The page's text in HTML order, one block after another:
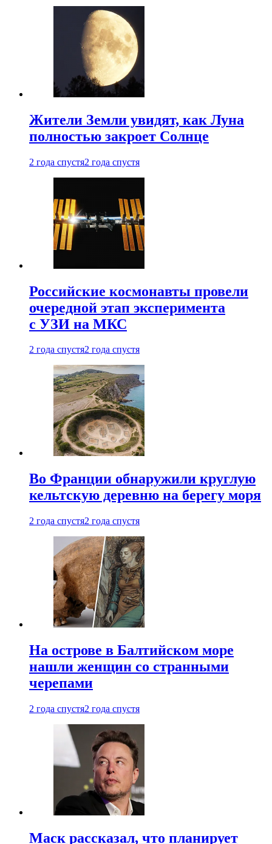
Жители Земли увидят, как Луна
полностью закроет Солнце
2 года спустя2 года спустя
Российские космонавты провели
очередной этап эксперимента
с УЗИ на МКС
2 года спустя2 года спустя
Во Франции обнаружили круглую
кельтскую деревню на берегу моря
2 года спустя2 года спустя
На острове в Балтийском море
нашли женщин со странными
черепами
2 года спустя2 года спустя
Маск рассказал, что планирует